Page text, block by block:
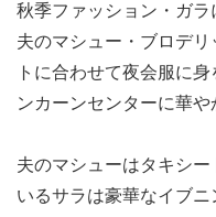
秋季ファッション・ガ
夫のマシュー・ブロデ
トに合わせて夜会服に
ンカーンセンターに華や
夫のマシューはタキシ
いるサラは豪華なイブ